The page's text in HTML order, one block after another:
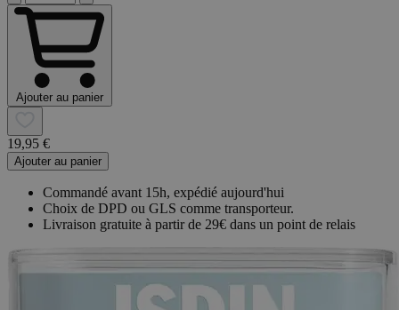
Ajouter au panier
19,95 €
Ajouter au panier
Commandé avant 15h, expédié aujourd'hui
Choix de DPD ou GLS comme transporteur.
Livraison gratuite à partir de 29€ dans un point de relais